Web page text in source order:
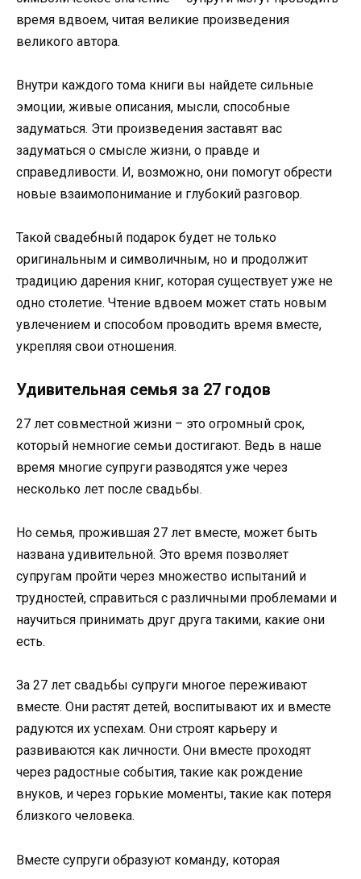
время вдвоем, читая великие произведения
великого автора.
Внутри каждого тома книги вы найдете сильные
эмоции, живые описания, мысли, способные
задуматься. Эти произведения заставят вас
задуматься о смысле жизни, о правде и
справедливости. И, возможно, они помогут обрести
новые взаимопонимание и глубокий разговор.
Такой свадебный подарок будет не только
оригинальным и символичным, но и продолжит
традицию дарения книг, которая существует уже не
одно столетие. Чтение вдвоем может стать новым
увлечением и способом проводить время вместе,
укрепляя свои отношения.
Удивительная семья за 27 годов
27 лет совместной жизни – это огромный срок,
который немногие семьи достигают. Ведь в наше
время многие супруги разводятся уже через
несколько лет после свадьбы.
Но семья, прожившая 27 лет вместе, может быть
названа удивительной. Это время позволяет
супругам пройти через множество испытаний и
трудностей, справиться с различными проблемами и
научиться принимать друг друга такими, какие они
есть.
За 27 лет свадьбы супруги многое переживают
вместе. Они растят детей, воспитывают их и вместе
радуются их успехам. Они строят карьеру и
развиваются как личности. Они вместе проходят
через радостные события, такие как рождение
внуков, и через горькие моменты, такие как потеря
близкого человека.
Вместе супруги образуют команду, которая